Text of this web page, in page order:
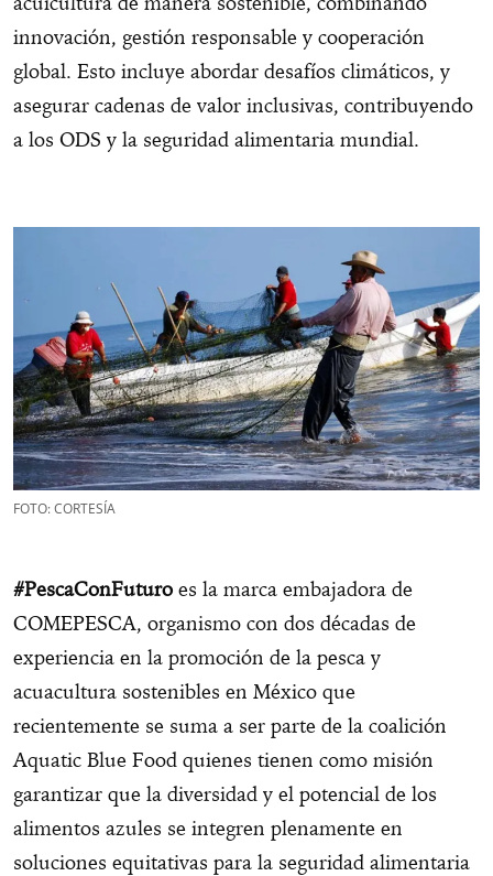
innovación, gestión responsable y cooperación
global. Esto incluye abordar desafíos climáticos, y
asegurar cadenas de valor inclusivas, contribuyendo
a los ODS y la seguridad alimentaria mundial.
FOTO: CORTESÍA
#PescaConFuturo es la marca embajadora de
COMEPESCA, organismo con dos décadas de
experiencia en la promoción de la pesca y
acuacultura sostenibles en México que
recientemente se suma a ser parte de la coalición
Aquatic Blue Food quienes tienen como misión
garantizar que la diversidad y el potencial de los
alimentos azules se integren plenamente en
soluciones equitativas para la seguridad alimentaria